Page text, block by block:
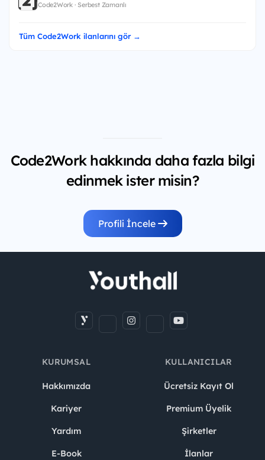
Code2Work · Serbest Zamanlı
Tüm Code2Work ilanlarını gör →
Code2Work hakkında daha fazla bilgi
edinmek ister misin?
Profili İncele
KURUMSAL
Hakkımızda
Kariyer
Yardım
E-Book
KULLANICILAR
Ücretsiz Kayıt Ol
Premium Üyelik
Şirketler
İlanlar